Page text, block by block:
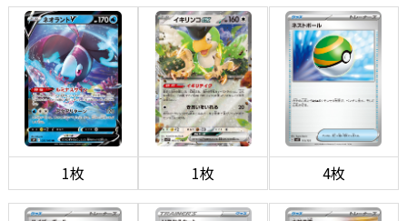
1枚 1枚 4枚